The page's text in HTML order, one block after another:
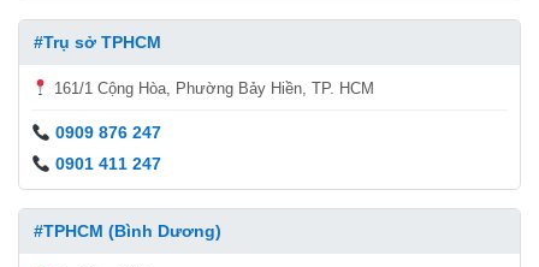
#Trụ sở TPHCM
161/1 Cộng Hòa, Phường Bảy Hiền, TP. HCM
0909 876 247
0901 411 247
#TPHCM (Bình Dương)